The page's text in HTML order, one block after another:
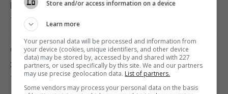
Червневий оптимізм українців вивітрився,
перелому у війні нема, - німецький оглядач
05:25 п'ятниця, 07 серпня 2026
Удари Росії по кораблях у Чорному морі: у
Patriot
7 серпня 2026, 07:03
Чому лікарі у часи СРСР носили лише білі
халати: відповідь здивує багатьох
7 серпня 2026, 05:11
Store and/or access information on a device
Learn more
Your personal data will be processed and information from
your device (cookies, unique identifiers, and other device
data) may be stored by, accessed by and shared with 227
partners, or used specifically by this site. We and our partners
may use precise geolocation data. List of partners.
Some vendors may process your personal data on the basis